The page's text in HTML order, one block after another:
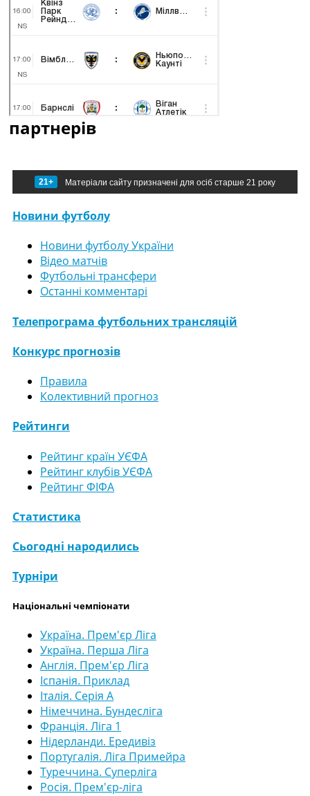
партнерів
21+ Матеріали сайту призначені для осіб старше 21 року
Новини футболу
Новини футболу України
Відео матчів
Футбольні трансфери
Останні комментарі
Телепрограма футбольних трансляцій
Конкурс прогнозів
Правила
Колективний прогноз
Рейтинги
Рейтинг країн УЄФА
Рейтинг клубів УЄФА
Рейтинг ФІФА
Статистика
Сьогодні народились
Турніри
Національні чемпіонати
Україна. Прем'єр Ліга
Україна. Перша Ліга
Англія. Прем'єр Ліга
Іспанія. Приклад
Італія. Серія А
Німеччина. Бундесліга
Франція. Ліга 1
Нідерланди. Ередивіз
Португалія. Ліга Примейра
Туреччина. Суперліга
Росія. Прем'єр-ліга